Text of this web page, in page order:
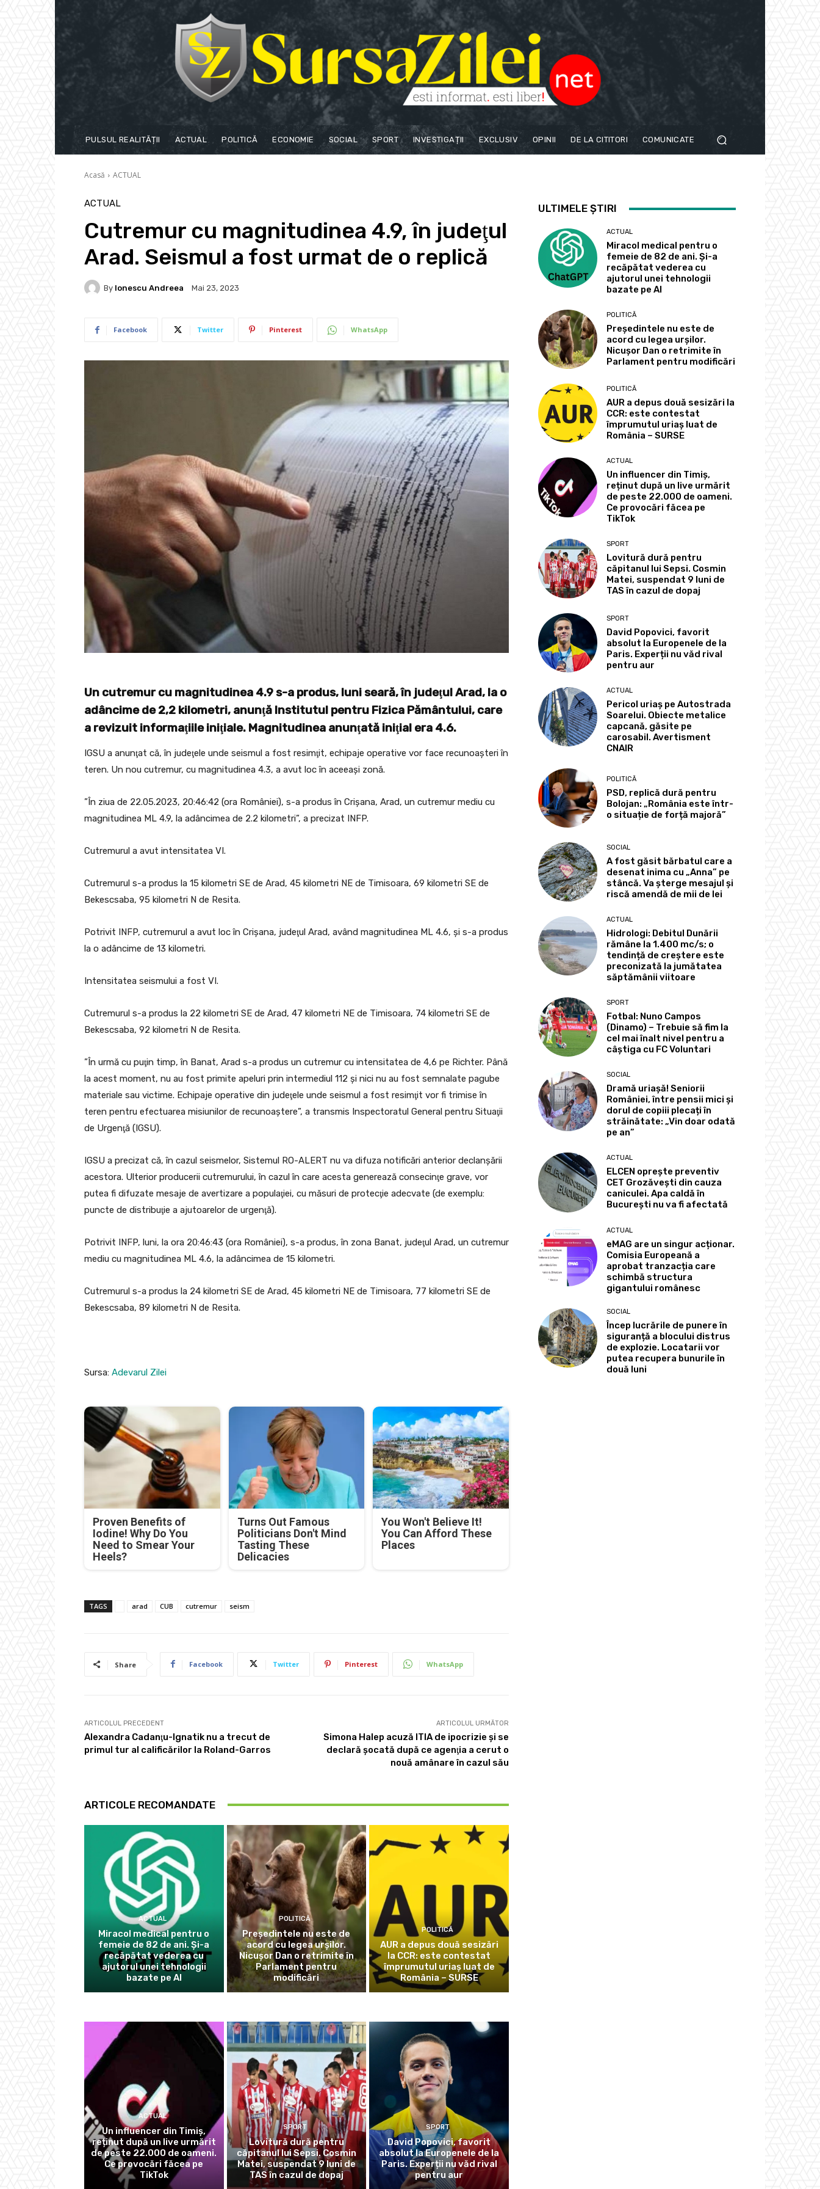
PULSUL REALITĂȚII ACTUAL POLITICĂ ECONOMIE SOCIAL SPORT INVESTIGAȚII EXCLUSIV OPINII DE LA CITITORI COMUNICATE
Acasă ACTUAL
ACTUAL
Cutremur cu magnitudinea 4.9, în judeţul
Arad. Seismul a fost urmat de o replică
By Ionescu Andreea Mai 23, 2023
Facebook Twitter Pinterest WhatsApp
Un cutremur cu magnitudinea 4.9 s-a produs, luni seară, în judeţul Arad, la o
adâncime de 2,2 kilometri, anunţă Institutul pentru Fizica Pământului, care
a revizuit informaţiile iniţiale. Magnitudinea anunţată iniţial era 4.6.
IGSU a anunţat că, în judeţele unde seismul a fost resimţit, echipaje operative vor face recunoaşteri în
teren. Un nou cutremur, cu magnitudinea 4.3, a avut loc în aceeaşi zonă.
”În ziua de 22.05.2023, 20:46:42 (ora României), s-a produs în Crişana, Arad, un cutremur mediu cu
magnitudinea ML 4.9, la adâncimea de 2.2 kilometri”, a precizat INFP.
Cutremurul a avut intensitatea VI.
Cutremurul s-a produs la 15 kilometri SE de Arad, 45 kilometri NE de Timisoara, 69 kilometri SE de
Bekescsaba, 95 kilometri N de Resita.
Potrivit INFP, cutremurul a avut loc în Crişana, judeţul Arad, având magnitudinea ML 4.6, şi s-a produs
la o adâncime de 13 kilometri.
Intensitatea seismului a fost VI.
Cutremurul s-a produs la 22 kilometri SE de Arad, 47 kilometri NE de Timisoara, 74 kilometri SE de
Bekescsaba, 92 kilometri N de Resita.
”În urmă cu puţin timp, în Banat, Arad s-a produs un cutremur cu intensitatea de 4,6 pe Richter. Până
la acest moment, nu au fost primite apeluri prin intermediul 112 şi nici nu au fost semnalate pagube
materiale sau victime. Echipaje operative din judeţele unde seismul a fost resimţit vor fi trimise în
teren pentru efectuarea misiunilor de recunoaştere”, a transmis Inspectoratul General pentru Situaţii
de Urgenţă (IGSU).
IGSU a precizat că, în cazul seismelor, Sistemul RO-ALERT nu va difuza notificări anterior declanşării
acestora. Ulterior producerii cutremurului, în cazul în care acesta generează consecinţe grave, vor
putea fi difuzate mesaje de avertizare a populaţiei, cu măsuri de protecţie adecvate (de exemplu:
puncte de distribuţie a ajutoarelor de urgenţă).
Potrivit INFP, luni, la ora 20:46:43 (ora României), s-a produs, în zona Banat, judeţul Arad, un cutremur
mediu cu magnitudinea ML 4.6, la adâncimea de 15 kilometri.
Cutremurul s-a produs la 24 kilometri SE de Arad, 45 kilometri NE de Timisoara, 77 kilometri SE de
Bekescsaba, 89 kilometri N de Resita.
Sursa: Adevarul Zilei
Proven Benefits of
Iodine! Why Do You
Need to Smear Your
Heels?
Turns Out Famous
Politicians Don't Mind
Tasting These
Delicacies
You Won't Believe It!
You Can Afford These
Places
TAGS arad CUB cutremur seism
Share Facebook Twitter Pinterest WhatsApp
ARTICOLUL PRECEDENT
Alexandra Cadanţu-Ignatik nu a trecut de
primul tur al calificărilor la Roland-Garros
ARTICOLUL URMĂTOR
Simona Halep acuză ITIA de ipocrizie şi se
declară şocată după ce agenţia a cerut o
nouă amânare în cazul său
ARTICOLE RECOMANDATE
ACTUAL
Miracol medical pentru o
femeie de 82 de ani. Și-a
recăpătat vederea cu
ajutorul unei tehnologii
bazate pe AI
POLITICĂ
Președintele nu este de
acord cu legea urșilor.
Nicușor Dan o retrimite în
Parlament pentru
modificări
POLITICĂ
AUR a depus două sesizări
la CCR: este contestat
împrumutul uriaș luat de
România – SURSE
ACTUAL
Un influencer din Timiș,
reținut după un live urmărit
de peste 22.000 de oameni.
Ce provocări făcea pe
TikTok
SPORT
Lovitură dură pentru
căpitanul lui Sepsi. Cosmin
Matei, suspendat 9 luni de
TAS în cazul de dopaj
SPORT
David Popovici, favorit
absolut la Europenele de la
Paris. Experții nu văd rival
pentru aur
ULTIMELE ȘTIRI
ACTUAL
Miracol medical pentru o
femeie de 82 de ani. Și-a
recăpătat vederea cu
ajutorul unei tehnologii
bazate pe AI
POLITICĂ
Președintele nu este de
acord cu legea urșilor.
Nicușor Dan o retrimite în
Parlament pentru modificări
POLITICĂ
AUR a depus două sesizări la
CCR: este contestat
împrumutul uriaș luat de
România – SURSE
ACTUAL
Un influencer din Timiș,
reținut după un live urmărit
de peste 22.000 de oameni.
Ce provocări făcea pe
TikTok
SPORT
Lovitură dură pentru
căpitanul lui Sepsi. Cosmin
Matei, suspendat 9 luni de
TAS în cazul de dopaj
SPORT
David Popovici, favorit
absolut la Europenele de la
Paris. Experții nu văd rival
pentru aur
ACTUAL
Pericol uriaș pe Autostrada
Soarelui. Obiecte metalice
capcană, găsite pe
carosabil. Avertisment
CNAIR
POLITICĂ
PSD, replică dură pentru
Bolojan: „România este într-
o situație de forță majoră”
SOCIAL
A fost găsit bărbatul care a
desenat inima cu „Anna” pe
stâncă. Va șterge mesajul și
riscă amendă de mii de lei
ACTUAL
Hidrologi: Debitul Dunării
rămâne la 1.400 mc/s; o
tendință de creștere este
preconizată la jumătatea
săptămânii viitoare
SPORT
Fotbal: Nuno Campos
(Dinamo) – Trebuie să fim la
cel mai înalt nivel pentru a
câștiga cu FC Voluntari
SOCIAL
Dramă uriașă! Seniorii
României, între pensii mici și
dorul de copiii plecați în
străinătate: „Vin doar odată
pe an”
ACTUAL
ELCEN oprește preventiv
CET Grozăvești din cauza
caniculei. Apa caldă în
București nu va fi afectată
ACTUAL
eMAG are un singur acționar.
Comisia Europeană a
aprobat tranzacția care
schimbă structura
gigantului românesc
SOCIAL
Încep lucrările de punere în
siguranță a blocului distrus
de explozie. Locatarii vor
putea recupera bunurile în
două luni